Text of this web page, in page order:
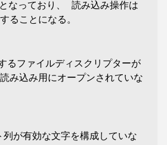
っており、 読み込み操作は
ことになる。
るファイルディスクリプターが
み込み用にオープンされていな
列が有効な文字を構成していな